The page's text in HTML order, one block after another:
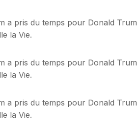
a pris du temps pour Donald
la Vie.
a pris du temps pour Donald
la Vie.
a pris du temps pour Donald
la Vie.